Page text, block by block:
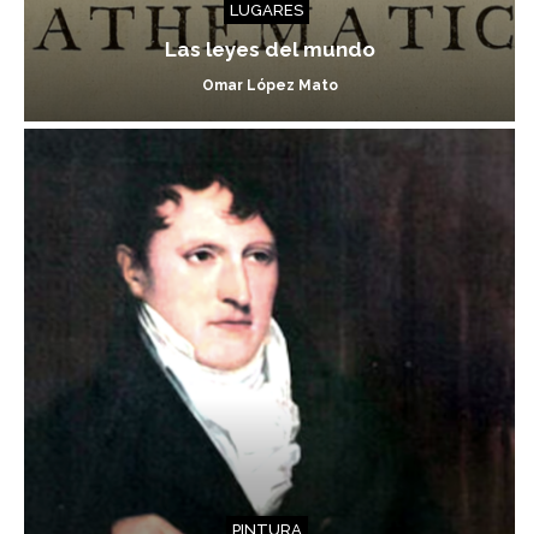
LUGARES
Las leyes del mundo
Omar López Mato
PINTURA